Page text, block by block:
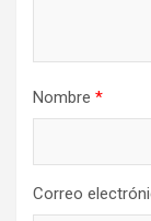
Nombre *
Correo